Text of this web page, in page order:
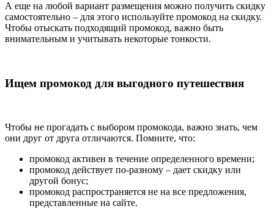
А еще на любой вариант размещения можно получить скидку
самостоятельно – для этого используйте промокод на скидку.
Чтобы отыскать подходящий промокод, важно быть
внимательным и учитывать некоторые тонкости.
Ищем промокод для выгодного путешествия
Чтобы не прогадать с выбором промокода, важно знать, чем
они друг от друга отличаются. Помните, что:
промокод активен в течение определенного времени;
промокод действует по-разному – дает скидку или
другой бонус;
промокод распространяется не на все предложения,
представленные на сайте.